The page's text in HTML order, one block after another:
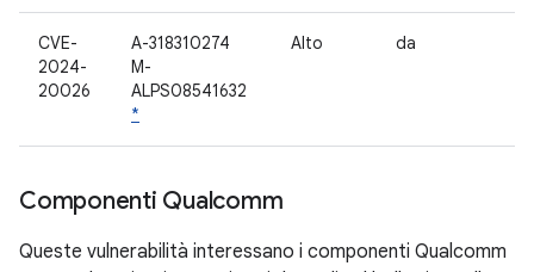
CVE-
2024-
20026
A-318310274
M-
ALPS08541632
*
Alto da
Componenti Qualcomm
Queste vulnerabilità interessano i componenti Qualcomm